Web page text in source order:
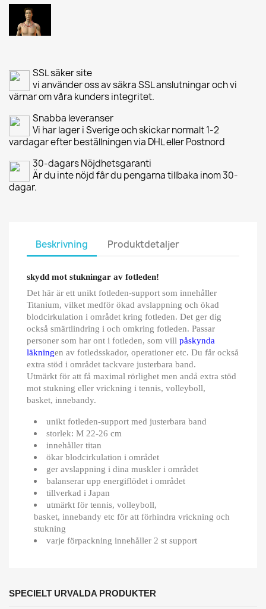
SSL säker site
vi använder oss av säkra SSL anslutningar och vi
värnar om våra kunders integritet.
Snabba leveranser
Vi har lager i Sverige och skickar normalt 1-2
vardagar efter beställningen via DHL eller Postnord
30-dagars Nöjdhetsgaranti
Är du inte nöjd får du pengarna tillbaka inom 30-
dagar.
Beskrivning Produktdetaljer
skydd mot stukningar av fotleden!
Det här är ett unikt fotleden-support som innehåller
Titanium, vilket medför ökad avslappning och ökad
blodcirkulation i området kring fotleden. Det ger dig
också smärtlindring i och omkring fotleden. Passar
personer som har ont i fotleden, som vill påskynda
läkningen av fotledsskador, operationer etc. Du får också
extra stöd i området tackvare justerbara band.
Utmärkt för att få maximal rörlighet men andå extra stöd
mot stukning eller vrickning i tennis, volleyboll,
basket, innebandy.
unikt fotleden-support med justerbara band
storlek: M 22-26 cm
innehåller titan
ökar blodcirkulation i området
ger avslappning i dina muskler i området
balanserar upp energiflödet i området
tillverkad i Japan
utmärkt för tennis, volleyboll,
basket, innebandy etc för att förhindra vrickning och
stukning
varje förpackning innehåller 2 st support
SPECIELT URVALDA PRODUKTER